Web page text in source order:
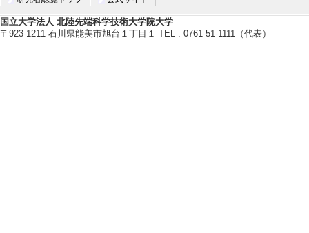
国立大学法人 北陸先端科学技術大学院大学
〒923-1211 石川県能美市旭台１丁目１ TEL : 0761-51-1111（代表）